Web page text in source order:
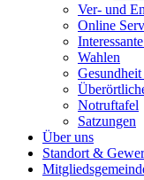
Ver- und
Online
Wahlen
Notruftafel
Satzungen
Über uns
Standort &